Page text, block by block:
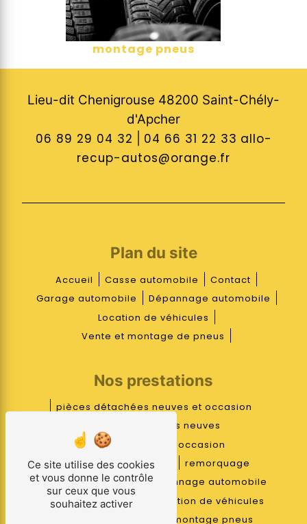
montage pneus
Lieu-dit Chenigrouse 48200 Saint-Chély-
d'Apcher
06 89 29 04 32 04 66 31 22 33 allo-
recup-autos@orange.fr
Plan du site
Accueil Casse automobile
Contact
Garage automobile
Dépannage automobile
Location de véhicules
Vente et montage de pneus
Nos prestations
pièces détachées neuves et occasion
pièces détachées neuves
pièces détachées occasion
mécanique réparation
remorquage
casse automobile
dépannage automobile
garage automobile
location de véhicules
montage pneus
Ce site utilise des cookies
et vous donne le contrôle
sur ceux que vous
souhaitez activer